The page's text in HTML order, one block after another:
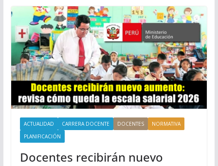
ACTUALIDAD CARRERA DOCENTE DOCENTES
NORMATIVA
PLANIFICACIÓN
Docentes recibirán nuevo